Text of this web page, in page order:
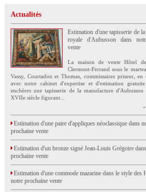
Actualités
Estimation d'une tapisserie de
royale d'Aubusson dans
vente
La maison de vente Hôtel
Clermont-Ferrand sous le
Vassy, Courtadon et Thomas, commissaires priseur, en
avec notre cabinet d'expertise et d'estimation
enchères une tapisserie de la manufacture
XVIIe siècle figurant...
Estimation d'une paire d'appliques néoclassique dans
prochaine vente
Estimation d'un bronze signé Jean-Louis Grégoire
prochaine vente
Estimation d'une commode mazarine dans le style des
notre prochaine vente